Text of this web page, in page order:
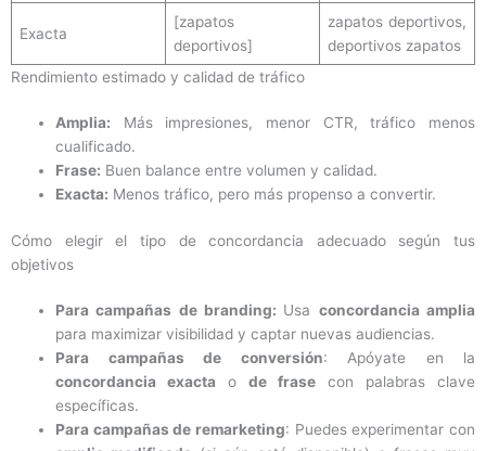
Exacta
[zapatos
deportivos]
zapatos deportivos,
deportivos zapatos
Rendimiento estimado y calidad de tráfico
Amplia: Más impresiones, menor CTR, tráfico menos
cualificado.
Frase: Buen balance entre volumen y calidad.
Exacta: Menos tráfico, pero más propenso a convertir.
Cómo elegir el tipo de concordancia adecuado según tus
objetivos
Para campañas de branding: Usa concordancia amplia
para maximizar visibilidad y captar nuevas audiencias.
Para campañas de conversión: Apóyate en la
concordancia exacta ode frase con palabras clave
específicas.
Para campañas de remarketing: Puedes experimentar con